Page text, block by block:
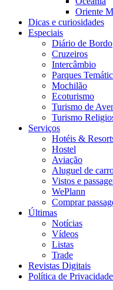
Oriente
Dicas e curiosidades
Especiais
Diário de Bordo
Cruzeiros
Intercâmbio
Parques
Mochilão
Ecoturismo
Turismo de
Turismo
Serviços
Hotéis &
Hostel
Aviação
Aluguel de
Vistos e
WePlann
Comprar
Últimas
Notícias
Vídeos
Listas
Trade
Revistas Digitais
Política de